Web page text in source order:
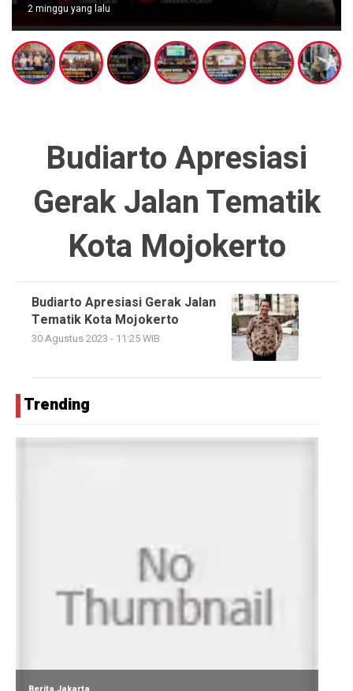
2 minggu yang lalu
Budiarto Apresiasi
Gerak Jalan Tematik
Kota Mojokerto
Budiarto Apresiasi Gerak Jalan
Tematik Kota Mojokerto
30 Agustus 2023 - 11:25 WIB
Trending